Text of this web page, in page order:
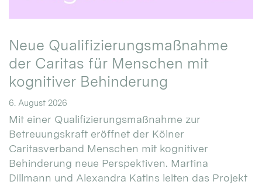
Neue Qualifizierungsmaßnahme
der Caritas für Menschen mit
kognitiver Behinderung
6. August 2026
Mit einer Qualifizierungsmaßnahme zur
Betreuungskraft eröffnet der Kölner
Caritasverband Menschen mit kognitiver
Behinderung neue Perspektiven. Martina
Dillmann und Alexandra Katins leiten das Projekt